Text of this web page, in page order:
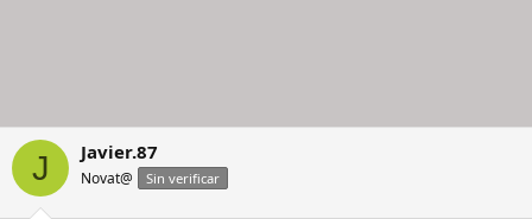
J Javier.87
Novat@ Sin verificar